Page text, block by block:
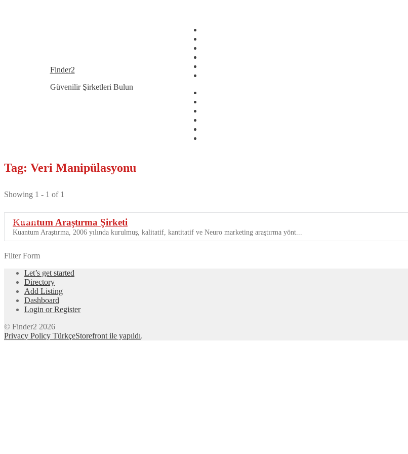
Dolaşıma
İçeriğe
Finder2
Güvenilir Şirketleri Bulun
Tag: Veri Manipülasyonu
Showing 1 - 1 of 1
Kuantum Araştırma Şirketi
Kuantum Araştırma, 2006 yılında kurulmuş, kalitatif, kantitatif ve Neuro marketing araştırma yönt...
Featured
Filter Form
Let’s get started
Directory
Add Listing
Dashboard
Login or Register
© Finder2 2026
Privacy Policy TürkçeStorefront ile yapıldı.